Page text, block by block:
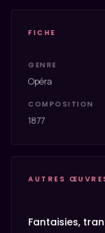
FICHE
GENRE
Opéra
COMPOSITION
1877
AUTRES
Fantaisies,